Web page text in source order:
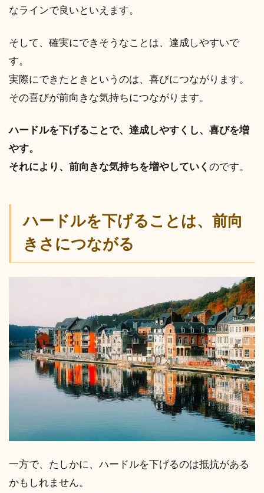
なラインで良いといえます。
そして、確実にできそうなことは、達成しやすいで
す。
実際にできたときというのは、喜びにつながります。
その喜びが前向きな気持ちにつながります。
ハードルを下げることで、達成しやすくし、喜びを増
やす。
それにより、前向きな気持ちを増やしていく のです。
ハードルを下げることは、前向
きさにつながる
一方で、たしかに、ハードルを下げるのは抵抗がある
かもしれません。